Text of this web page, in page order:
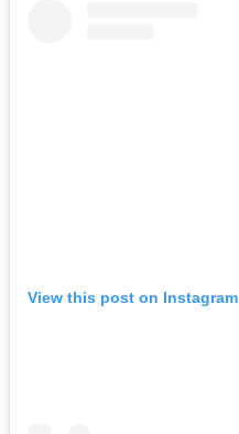
View this post on Instagram